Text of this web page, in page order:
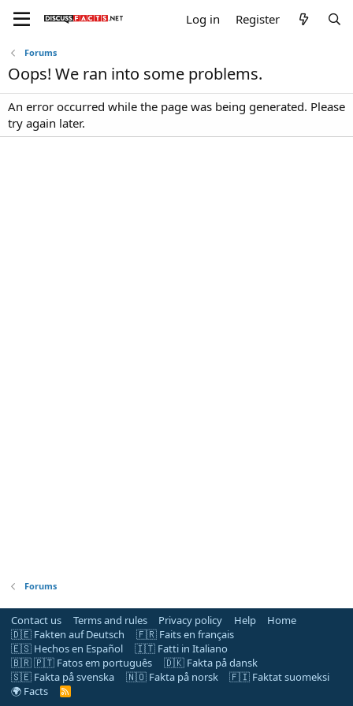
Log in Register
Forums
Oops! We ran into some problems.
An error occurred while the page was being generated. Please
try again later.
Forums
Contact us Terms and rules Privacy policy Help
Home
🇩🇪 Fakten auf Deutsch
🇫🇷 Faits en français
🇪🇸 Hechos en Español
🇮🇹 Fatti in Italiano
🇧🇷 🇵🇹 Fatos em português
🇩🇰 Fakta på dansk
🇸🇪 Fakta på svenska
🇳🇴 Fakta på norsk
🇫🇮 Faktat suomeksi
🌍 Facts
R